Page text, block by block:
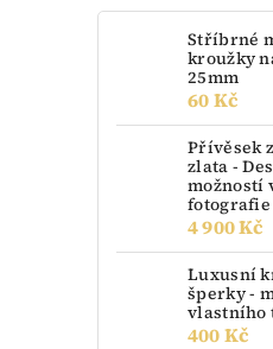
Stříbrné
kroužky
25mm
60 Kč
Přívěsek
zlata -
možností
fotografie
4 900 Kč
Luxusní
šperky -
vlastního
400 Kč